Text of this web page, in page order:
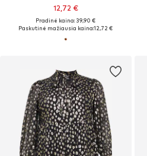
12,72 €
Pradinė kaina: 39,90 €
Paskutinė mažiausia kaina:12,72 €